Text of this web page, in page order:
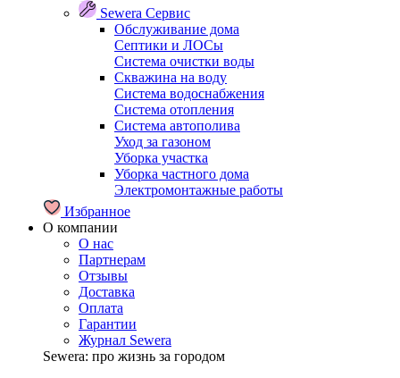
Sewera Сервис
Обслуживание дома
Септики и ЛОСы
Система очистки воды
Скважина на воду
Система водоснабжения
Система отопления
Система автополива
Уход за газоном
Уборка участка
Уборка частного дома
Электромонтажные работы
Избранное
О компании
О нас
Партнерам
Отзывы
Доставка
Оплата
Гарантии
Журнал Sewera
Sewera: про жизнь за городом